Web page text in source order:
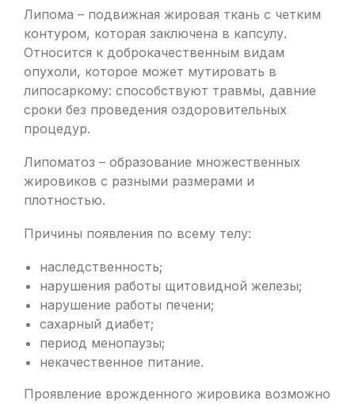
Липома – подвижная жировая ткань с четким
контуром, которая заключена в капсулу.
Относится к доброкачественным видам
опухоли, которое может мутировать в
липосаркому: способствуют травмы, давние
сроки без проведения оздоровительных
процедур.
Липоматоз – образование множественных
жировиков с разными размерами и
плотностью.
Причины появления по всему телу:
наследственность;
нарушения работы щитовидной железы;
нарушение работы печени;
сахарный диабет;
период менопаузы;
некачественное питание.
Проявление врожденного жировика возможно